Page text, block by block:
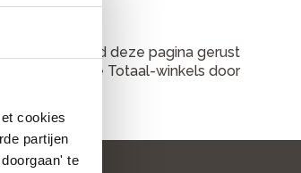
cookies
partijen
te
Dus houd deze pagina gerust
bij Bike Totaal-winkels door